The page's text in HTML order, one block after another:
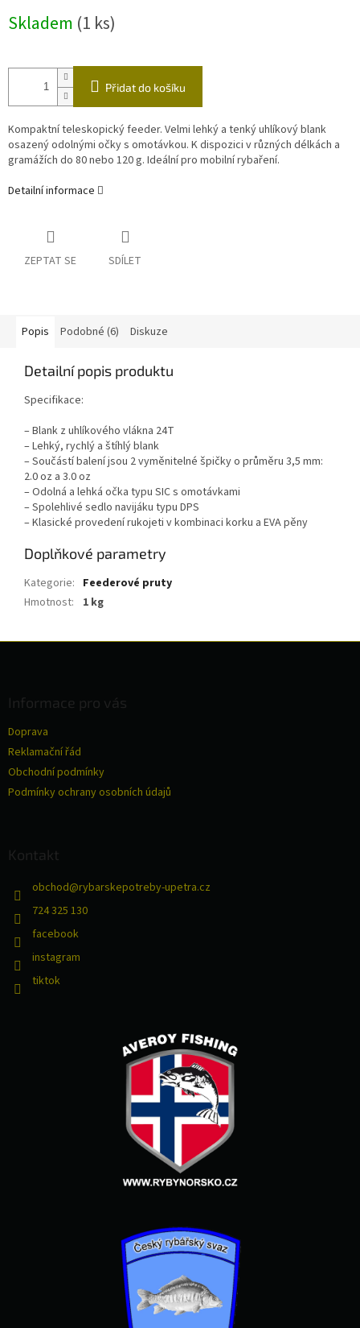
cena:
Skladem (1 ks)
Přidat do košíku
Kompaktní teleskopický feeder. Velmi lehký a tenký uhlíkový blank
osazený odolnými očky s omotávkou. K dispozici v různých délkách a
gramážích do 80 nebo 120 g. Ideální pro mobilní rybaření.
Detailní informace
ZEPTAT SE SDÍLET
Popis Podobné (6) Diskuze
Detailní popis produktu
Specifikace:
– Blank z uhlíkového vlákna 24T
– Lehký, rychlý a štíhlý blank
– Součástí balení jsou 2 vyměnitelné špičky o průměru 3,5 mm:
2.0 oz a 3.0 oz
– Odolná a lehká očka typu SIC s omotávkami
– Spolehlivé sedlo navijáku typu DPS
– Klasické provedení rukojeti v kombinaci korku a EVA pěny
Doplňkové parametry
Kategorie: Feederové pruty
Hmotnost: 1 kg
Informace pro vás
Doprava
Reklamační řád
Obchodní podmínky
Podmínky ochrany osobních údajů
Kontakt
obchod@rybarskepotreby-upetra.cz
724 325 130
facebook
instagram
tiktok